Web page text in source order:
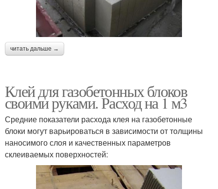
читать дальше →
Клей для газобетонных блоков
своими руками. Расход на 1 м3
Средние показатели расхода клея на газобетонные
блоки могут варьироваться в зависимости от толщины
наносимого слоя и качественных параметров
склеиваемых поверхностей: